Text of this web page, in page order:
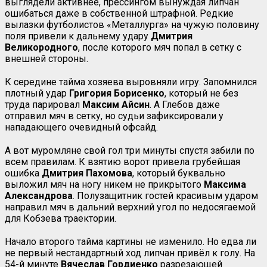
ошибаться даже в собственной штрафной. Редкие
вылазки футболистов «Металлурга» на чужую половину
поля привели к дальнему удару Дмитрия
Великородного, после которого мяч попал в сетку с
внешней стороны.
К середине тайма хозяева выровняли игру. Запомнился
плотный удар Григория Борисенко, который не без
труда парировал Максим Айсин. А Глебов даже
отправил мяч в сетку, но судьи зафиксировали у
нападающего очевидный офсайд.
А вот муромляне свой гол три минуты спустя забили по
всем правилам. К взятию ворот привела грубейшая
ошибка Дмитрия Пахомова, который буквально
выложил мяч на ногу никем не прикрытого Максима
Александрова. Полузащитник гостей красивым ударом
направил мяч в дальний верхний угол по недосягаемой
для Кобзева траектории.
Начало второго тайма картины не изменило. Но едва ли
не первый нестандартный ход липчан привёл к голу. На
54-й минуте Вячеслав Гордиенко разрезающей